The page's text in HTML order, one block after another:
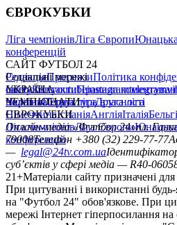
ЄВРОКУБКИ
Ліга чемпіонівЛіга Європи
конференцій
САЙТ ФУТБОЛ 24
РедакціяПрогнозиПолітика
сайтуКонтактиПравила
політикаСтруктура власності
Соціальні мережі
facebookxyoutubeinstagramtelegram
УКРАЇНА
УкраїнаПерша лігаДруга ліга
ЧЕМПІОНАТИ
НімеччинаІспаніяАнгліяІталія
ЄВРОКУБКИ
Ліга чемпіонівЛіга Європи
конференцій
Онлайн-медіа «Футбол 24»пл.
79008Телефон +380 (32) 229-77-77
— legal@24tv.com.ua
суб’єктів у сфері медіа — R40-
21+Матеріали сайту призначені
При цитуванні і використанні
на "Футбол 24" обов'язкове. При
мережі Інтернет гіперпосилання на